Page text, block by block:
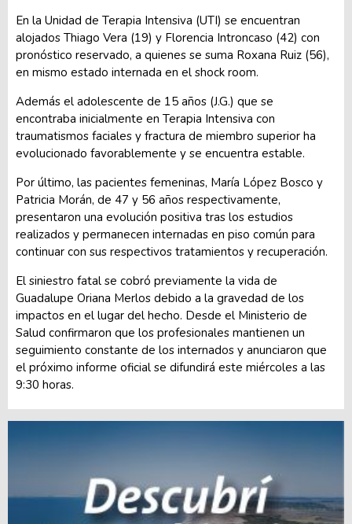
En la Unidad de Terapia Intensiva (UTI) se encuentran
alojados Thiago Vera (19) y Florencia Introncaso (42) con
pronóstico reservado, a quienes se suma Roxana Ruiz (56),
en mismo estado internada en el shock room.
Además el adolescente de 15 años (J.G.) que se
encontraba inicialmente en Terapia Intensiva con
traumatismos faciales y fractura de miembro superior ha
evolucionado favorablemente y se encuentra estable.
Por último, las pacientes femeninas, María López Bosco y
Patricia Morán, de 47 y 56 años respectivamente,
presentaron una evolución positiva tras los estudios
realizados y permanecen internadas en piso común para
continuar con sus respectivos tratamientos y recuperación.
El siniestro fatal se cobró previamente la vida de
Guadalupe Oriana Merlos debido a la gravedad de los
impactos en el lugar del hecho. Desde el Ministerio de
Salud confirmaron que los profesionales mantienen un
seguimiento constante de los internados y anunciaron que
el próximo informe oficial se difundirá este miércoles a las
9:30 horas.